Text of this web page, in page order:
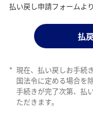
払い戻し申請フォームよ
払
* 現在、払い戻しお手続
国法令に定める場合を
手続きが完了次第、払
ただきます。